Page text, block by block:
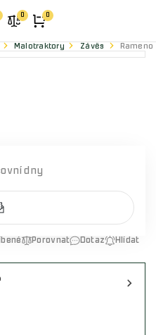
0 0
Malotraktory Závěs Rameno
dny
Porovnat Dotaz Hlídat